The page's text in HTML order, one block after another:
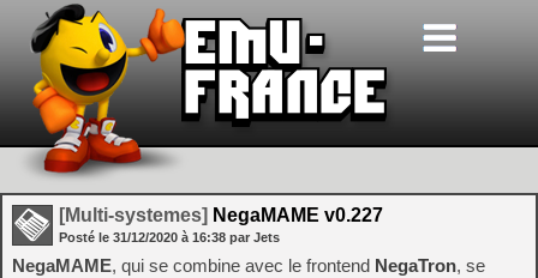
[Multi-systemes] NegaMAME v0.227
Posté le 31/12/2020 à 16:38 par Jets
NegaMAME, qui se combine avec le frontend NegaTron, se